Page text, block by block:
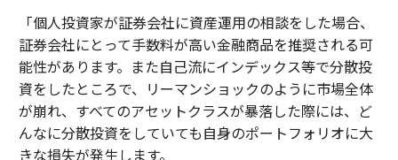
「個人投資家が証券会社に資産運用の相談をした場合、
証券会社にとって手数料が高い金融商品を推奨される可
能性があります。また自己流にインデックス等で分散投
資をしたところで、リーマンショックのように市場全体
が崩れ、すべてのアセットクラスが暴落した際には、ど
んなに分散投資をしていても自身のポートフォリオに大
きな損失が発生します。